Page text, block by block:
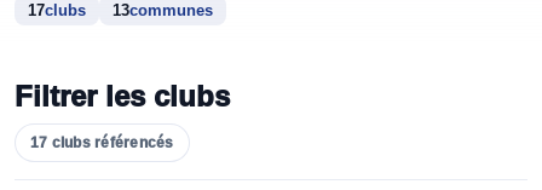
17clubs 13communes
Filtrer les clubs
17 clubsréférencés